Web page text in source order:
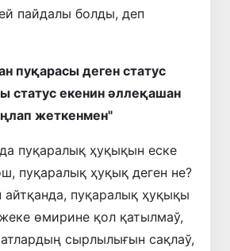
пайдалы болды, деп
пуқарасы деген статус
статус екенин әллеқашан
жеткенмен"
пуқаралық ҳуқықын еске
пуқаралық ҳуқық деген не?
пуқаралық ҳуқықы
өмирине қол қатылмаў,
сырлылығын сақлаў,